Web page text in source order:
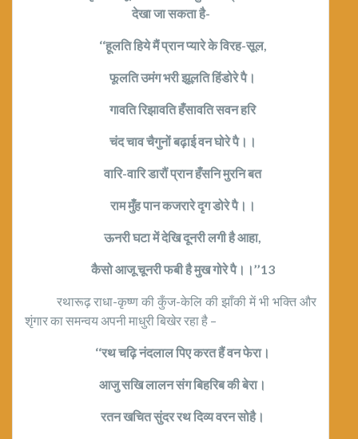
देखा जा सकता है-
‘‘हूलति हिये मैं प्रान प्यारे के विरह-सूल,
फूलति उमंग भरी झूलति हिंडोरे पै।
गावति रिझावति हँसावति सवन हरि
चंद चाव चैगुनों बढ़ाई वन घोरे पै।।
वारि-वारि डारौं प्रान हँसनि मुरनि बत
राम मुँह पान कजरारे दृग डोरे पै।।
ऊनरी घटा में देखि दूनरी लगी है आहा,
कैसो आजू चूनरी फबी है मुख गोरे पै।।’’13
रथारूढ़ राधा-कृष्ण की कुँज-केलि की झाँकी में भी भक्ति और
शृंगार का समन्वय अपनी माधुरी बिखेर रहा है –
‘‘रथ चढ़ि नंदलाल पिए करत हैं वन फेरा।
आजु सखि लालन संग बिहरिब की बेरा।
रतन खचित सुंदर रथ दिव्य वरन सोहै।